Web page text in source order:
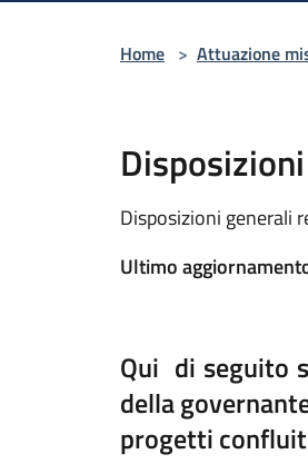
Home > Attuazione
Disposizioni generali
Ultimo
Qui di seguito
della
progetti